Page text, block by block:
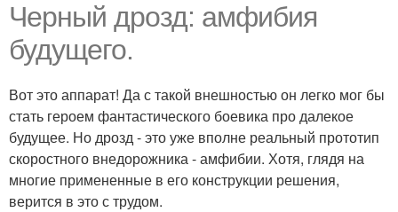
Черный дрозд: амфибия
будущего.
Вот это аппарат! Да с такой внешностью он легко мог бы
стать героем фантастического боевика про далекое
будущее. Но дрозд - это уже вполне реальный прототип
скоростного внедорожника - амфибии. Хотя, глядя на
многие примененные в его конструкции решения,
верится в это с трудом.